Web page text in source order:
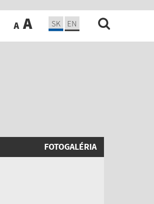
A A SK EN
FOTOGALÉRIA